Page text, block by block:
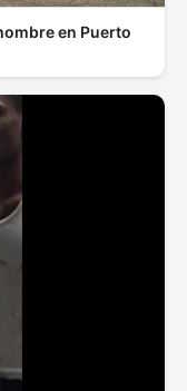
en Puerto